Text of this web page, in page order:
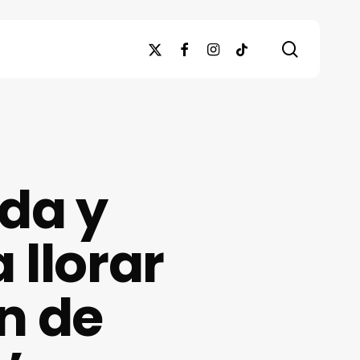
x-
facebookinstagram
tiktok
y
llorar
de